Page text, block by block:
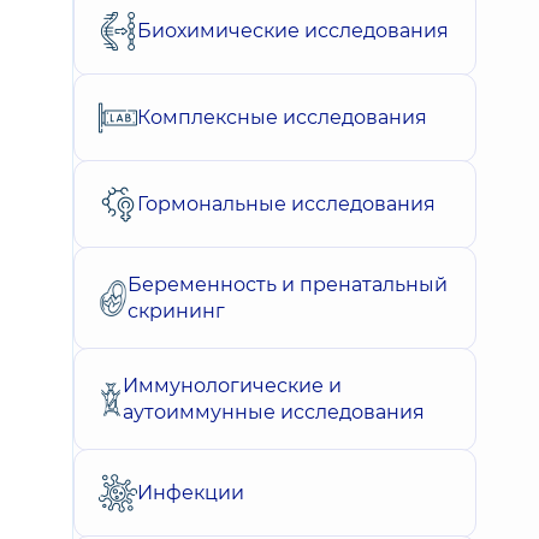
Биохимические исследования
Комплексные исследования
Гормональные исследования
Беременность и пренатальный
скрининг
Иммунологические и
аутоиммунные исследования
Инфекции